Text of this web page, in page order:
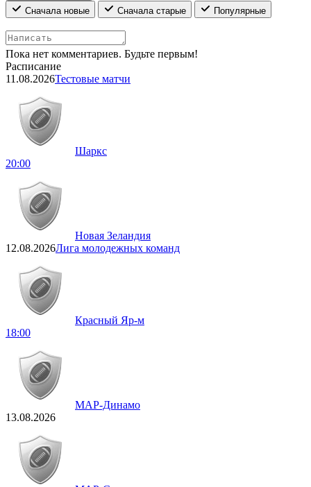
Сначала новые
Сначала старые Популярные
Пока нет комментариев. Будьте первым!
Расписание
11.08.2026Тестовые матчи
Шаркс
20:00
Новая Зеландия
12.08.2026Лига молодежных команд
Красный Яр-м
18:00
МАР-Динамо
13.08.2026